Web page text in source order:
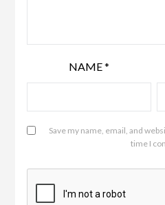
NAME*
Save my name, email, and
time I